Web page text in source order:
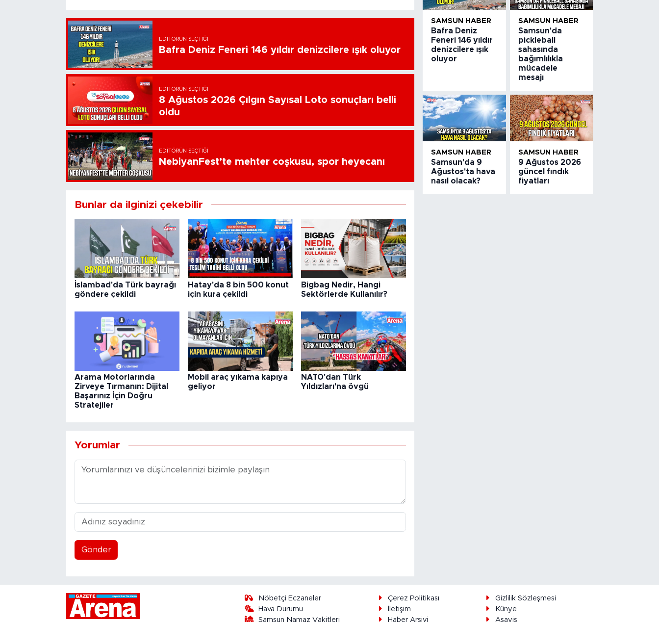
EDITÖRÜN SEÇTIĞI
Bafra Deniz Feneri 146 yıldır denizcilere ışık oluyor
EDITÖRÜN SEÇTIĞI
8 Ağustos 2026 Çılgın Sayısal Loto sonuçları belli
oldu
EDITÖRÜN SEÇTIĞI
NebiyanFest’te mehter coşkusu, spor heyecanı
Bunlar da ilginizi çekebilir
İslambad'da Türk bayrağı
göndere çekildi
Hatay'da 8 bin 500 konut
için kura çekildi
Bigbag Nedir, Hangi
Sektörlerde Kullanılır?
Arama Motorlarında
Zirveye Tırmanın: Dijital
Başarınız İçin Doğru
Stratejiler
Mobil araç yıkama kapıya
geliyor
NATO'dan Türk
Yıldızları'na övgü
Yorumlar
Gönder
SAMSUN HABER
Bafra Deniz
Feneri 146 yıldır
denizcilere ışık
oluyor
SAMSUN HABER
Samsun'da
pickleball
sahasında
bağımlılıkla
mücadele
mesajı
SAMSUN HABER
Samsun'da 9
Ağustos'ta hava
nasıl olacak?
SAMSUN HABER
9 Ağustos 2026
güncel fındık
fiyatları
Nöbetçi Eczaneler
Hava Durumu
Samsun Namaz Vakitleri
Çerez Politikası
Gizlilik Sözleşmesi
İletişim
Künye
Haber Arşivi
Asayiş